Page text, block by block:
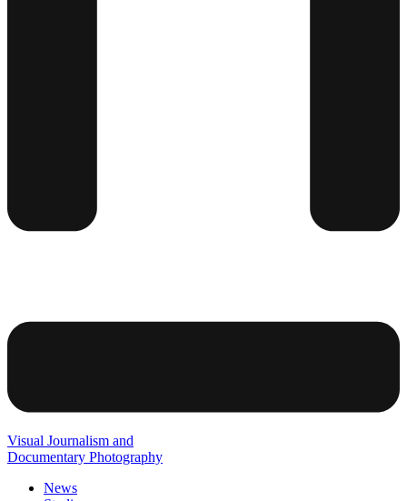
Visual Journalism and
Documentary Photography
News